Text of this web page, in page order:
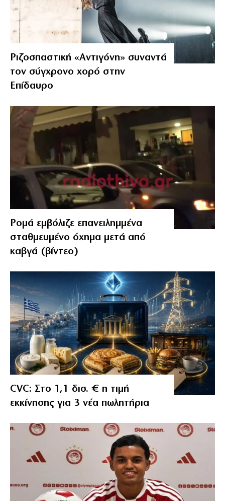
Ριζοσπαστική «Αντιγόνη» συναντά
τον σύγχρονο χορό στην
Επίδαυρο
Ρομά εμβόλιζε επανειλημμένα
σταθμευμένο όχημα μετά από
καβγά (βίντεο)
CVC: Στο 1,1 δισ. € η τιμή
εκκίνησης για 3 νέα πωλητήρια